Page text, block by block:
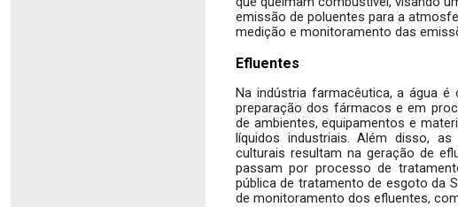
emissão de poluentes para a
medição e monitoramento das
Efluentes
Na indústria farmacêutica, a água é
preparação dos fármacos e em
de ambientes, equipamentos e
líquidos industriais. Além disso,
culturais resultam na geração de
passam por processo de
pública de tratamento de esgoto da
de monitoramento dos efluentes,